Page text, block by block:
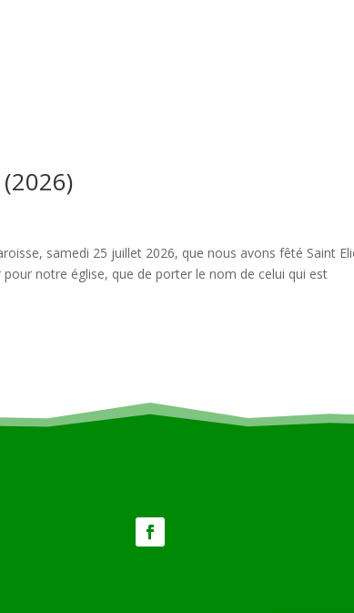
samedi 25 juillet 2026, que nous avons fêté Saint
pour notre église, que de porter le nom de celui qui est